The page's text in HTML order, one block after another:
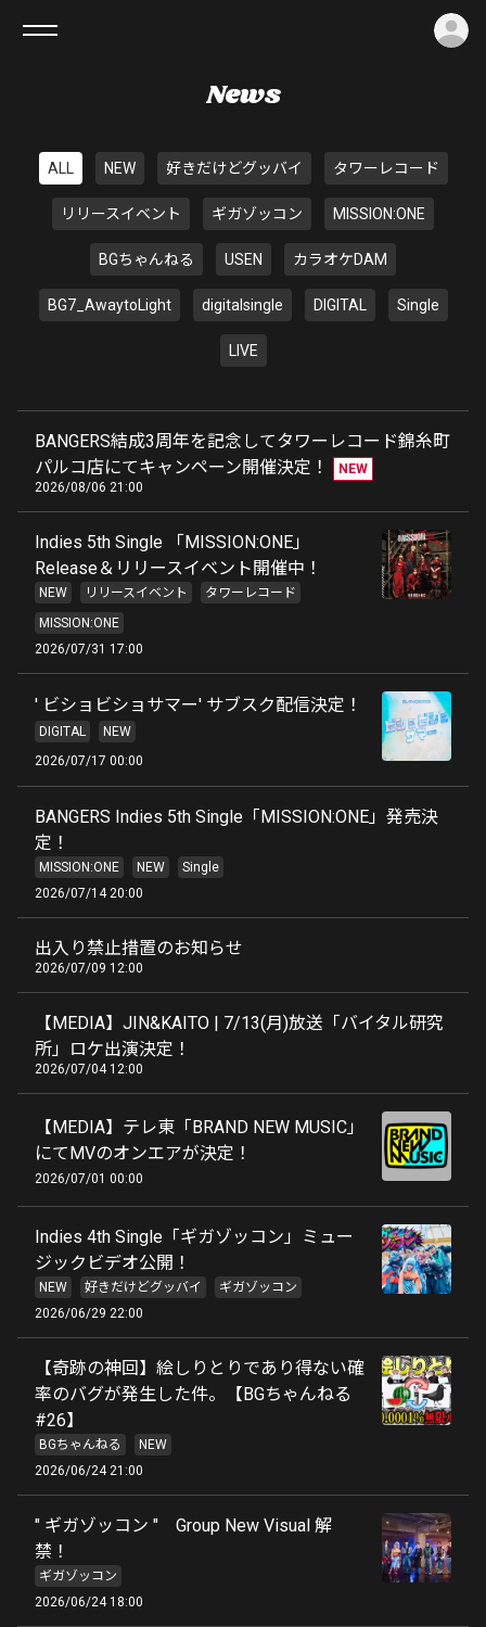
News
ALL NEW 好きだけどグッバイ タワーレコード
リリースイベント ギガゾッコン MISSION:ONE
BGちゃんねる USEN カラオケDAM
BG7_AwaytoLight digitalsingle DIGITAL Single
LIVE
BANGERS結成3周年を記念してタワーレコード錦糸町
パルコ店にてキャンペーン開催決定！
NEW
2026/08/06 21:00
Indies 5th Single 「MISSION:ONE」
Release＆リリースイベント開催中！
NEW リリースイベント
タワーレコード
MISSION:ONE
2026/07/31 17:00
' ビショビショサマー' サブスク配信決定！
DIGITAL
NEW
2026/07/17 00:00
BANGERS Indies 5th Single「MISSION:ONE」発売決
定！
MISSION:ONE NEW
Single
2026/07/14 20:00
出入り禁止措置のお知らせ
2026/07/09 12:00
【MEDIA】JIN&KAITO | 7/13(月)放送「バイタル研究
所」ロケ出演決定！
2026/07/04 12:00
【MEDIA】テレ東「BRAND NEW MUSIC」
にてMVのオンエアが決定！
2026/07/01 00:00
Indies 4th Single「ギガゾッコン」ミュー
ジックビデオ公開！
NEW 好きだけどグッバイ
ギガゾッコン
2026/06/29 22:00
【奇跡の神回】絵しりとりであり得ない確
率のバグが発生した件。【BGちゃんねる
#26】
BGちゃんねる
NEW
2026/06/24 21:00
" ギガゾッコン " Group New Visual 解
禁！
ギガゾッコン
2026/06/24 18:00